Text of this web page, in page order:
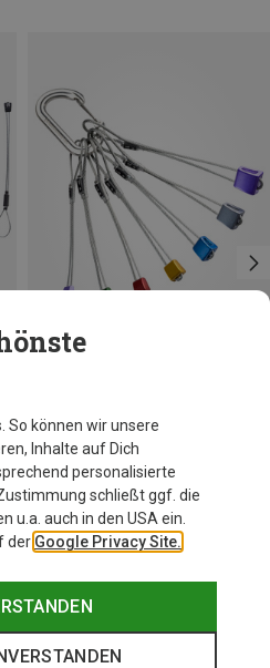
So können wir unsere
Inhalte auf Dich
personalisierte
schließt ggf. die
u.a. auch in den USA ein.
der Google Privacy Site.